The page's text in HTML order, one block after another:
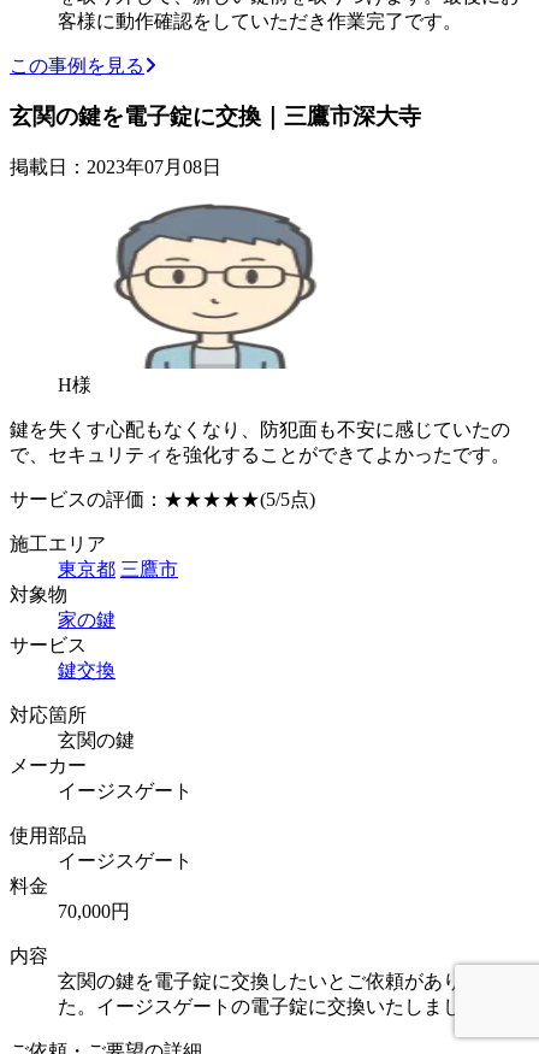
客様に動作確認をしていただき作業完了です。
この事例を見る
玄関の鍵を電子錠に交換｜三鷹市深大寺
掲載日：2023年07月08日
H様
鍵を失くす心配もなくなり、防犯面も不安に感じていたの
で、セキュリティを強化することができてよかったです。
サービスの評価： ★★★★★(5/5点)
施工エリア
東京都 三鷹市
対象物
家の鍵
サービス
鍵交換
対応箇所
玄関の鍵
メーカー
イージスゲート
使用部品
イージスゲート
料金
70,000円
内容
玄関の鍵を電子錠に交換したいとご依頼がありまし
た。イージスゲートの電子錠に交換いたしました。